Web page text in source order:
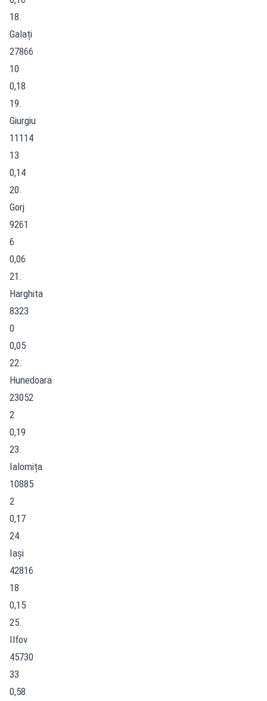
18.
Galați
27866
10
0,18
19.
Giurgiu
11114
13
0,14
20.
Gorj
9261
6
0,06
21.
Harghita
8323
0
0,05
22.
Hunedoara
23052
2
0,19
23.
Ialomița
10885
2
0,17
24.
Iași
42816
18
0,15
25.
Ilfov
45730
33
0,58